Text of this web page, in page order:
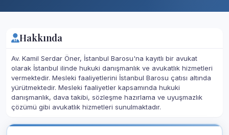
Hakkında
Av. Kamil Serdar Öner, İstanbul Barosu'na kayıtlı bir avukat
olarak İstanbul ilinde hukuki danışmanlık ve avukatlık hizmetleri
vermektedir. Mesleki faaliyetlerini İstanbul Barosu çatısı altında
yürütmektedir. Mesleki faaliyetler kapsamında hukuki
danışmanlık, dava takibi, sözleşme hazırlama ve uyuşmazlık
çözümü gibi avukatlık hizmetleri sunulmaktadır.